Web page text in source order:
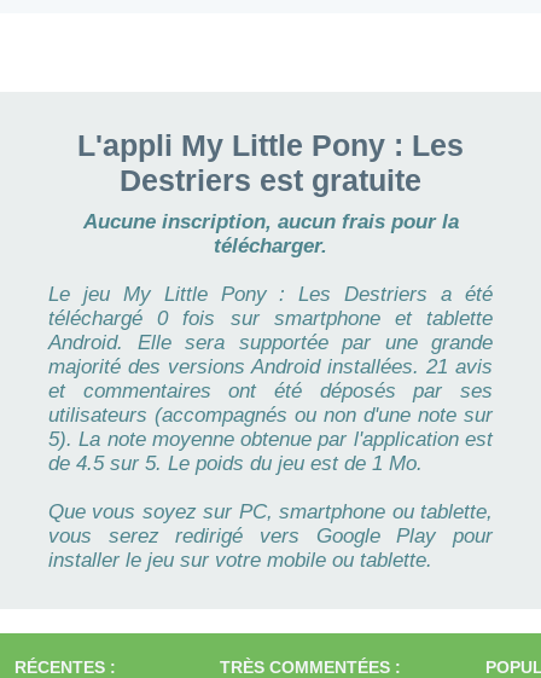
L'appli My Little Pony : Les
Destriers est gratuite
Aucune inscription, aucun frais pour la
télécharger.
Le jeu My Little Pony : Les Destriers a été
téléchargé 0 fois sur smartphone et tablette
Android. Elle sera supportée par une grande
majorité des versions Android installées. 21 avis
et commentaires ont été déposés par ses
utilisateurs (accompagnés ou non d'une note sur
5). La note moyenne obtenue par l'application est
de 4.5 sur 5. Le poids du jeu est de 1 Mo.
Que vous soyez sur PC, smartphone ou tablette,
vous serez redirigé vers Google Play pour
installer le jeu sur votre mobile ou tablette.
RÉCENTES : TRÈS COMMENTÉES :